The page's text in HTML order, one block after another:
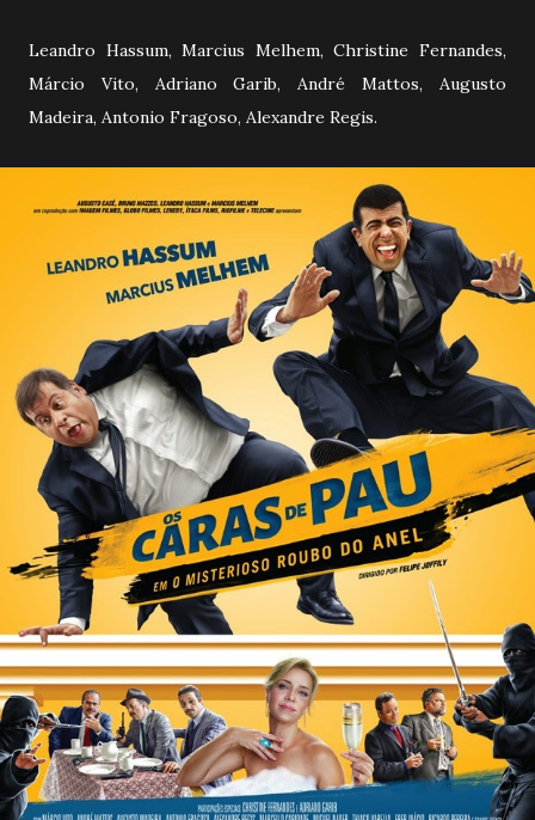
Leandro Hassum, Marcius Melhem, Christine Fernandes,
Márcio Vito, Adriano Garib, André Mattos, Augusto
Madeira, Antonio Fragoso, Alexandre Regis.